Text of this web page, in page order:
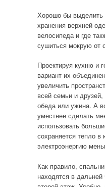
Хорошо бы выделить
хранения верхней
велосипеда и где
сушиться мокрую от
Проектируя кухню и
вариант их
увеличить
всей семьи и
обеда или ужина. А
уместнее сделать
использовать
сохраняется тепло в
электроэнергию
Как правило,
находятся в